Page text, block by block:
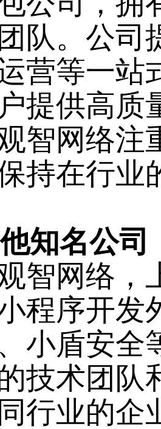
队。公司
营等一站
提供高质
智网络注
持在行业
知名公司
智网络，
程序开发
小盾安全
技术团队
行业的企